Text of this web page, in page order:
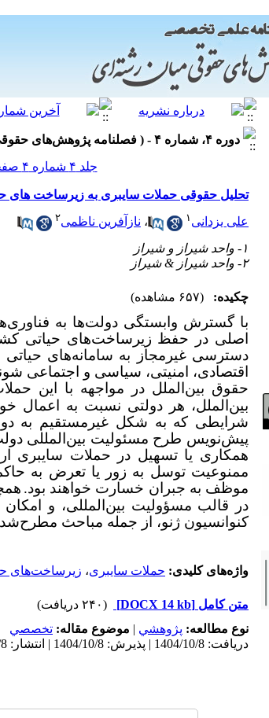
دوره ۴، شماره ۴ - ( فصلنامه پژوهش‌های حقوقی میان‌رشته‌ای ۱۴۰۲ )
جلد ۴ شماره ۴ صفحات ۰-۲
تحلیل حقوقی حملات سایبری به زیرساخت های
علی یزدانی ۱ ، نازآفرین ناظمی۲
۱- واحد شیراز و شیراز
۲- واحد شیراز & شیراز
چکیده: (۶۵۷ مشاهده)
با گسترش وابستگی دولت‌ها به
اصلی در حفظ زیرساخت‌های حیاتی
دسترسی غیرمجاز به سامانه‌های
اقتصادی، امنیتی، سیاسی و اجتماعی
حقوق بین‌الملل در مواجهه با این
بین‌الملل، هر دولتی نسبت به اعمال
پیش‌نویس طرح مسئولیت بین‌المللی
همکاری یا تسهیل در حملات سایبری
ممنوعیت توسل به زور یا تعرض به
موظف به جبران خسارت خواهند بود.
در قالب مسؤولیت بین‌المللی، و
کنوانسیون ژنو، از جمله مباحث
واژه‌های کلیدی: حملات سایبری، زیرساخت‌های
متن کامل [DOCX 14 kb]
(۲۴۰ دریافت)
نوع مطالعه: پژوهشي | موضوع مقاله: تخصصي
دریافت: 1404/10/8 | پذیرش: 1404/10/8 | انتشار: 1404/10/8